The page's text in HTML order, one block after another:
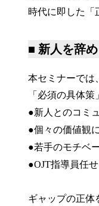
時代に即した「
■ 新人を辞
本セミナーでは
「必須の具体策
●新人とのコミ
●個々の価値観
●若手のモチベ
●OJT指導員任
ギャップの正体